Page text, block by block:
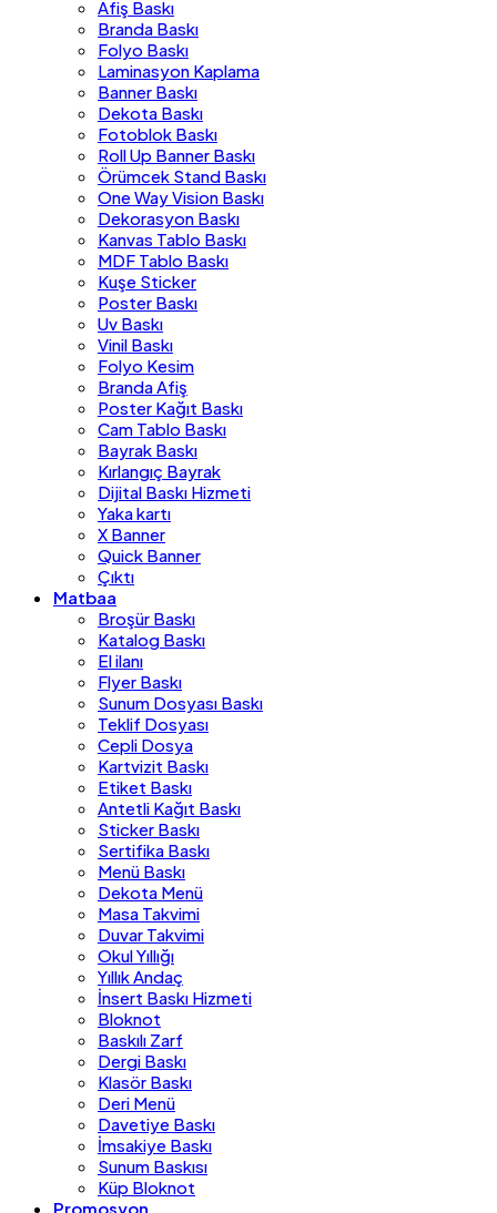
Afiş Baskı
Branda Baskı
Folyo Baskı
Laminasyon Kaplama
Banner Baskı
Dekota Baskı
Fotoblok Baskı
Roll Up Banner Baskı
Örümcek Stand Baskı
One Way Vision Baskı
Dekorasyon Baskı
Kanvas Tablo Baskı
MDF Tablo Baskı
Kuşe Sticker
Poster Baskı
Uv Baskı
Vinil Baskı
Folyo Kesim
Branda Afiş
Poster Kağıt Baskı
Cam Tablo Baskı
Bayrak Baskı
Kırlangıç Bayrak
Dijital Baskı Hizmeti
Yaka kartı
X Banner
Quick Banner
Çıktı
Matbaa
Broşür Baskı
Katalog Baskı
El ilanı
Flyer Baskı
Sunum Dosyası Baskı
Teklif Dosyası
Cepli Dosya
Kartvizit Baskı
Etiket Baskı
Antetli Kağıt Baskı
Sticker Baskı
Sertifika Baskı
Menü Baskı
Dekota Menü
Masa Takvimi
Duvar Takvimi
Okul Yıllığı
Yıllık Andaç
İnsert Baskı Hizmeti
Bloknot
Baskılı Zarf
Dergi Baskı
Klasör Baskı
Deri Menü
Davetiye Baskı
İmsakiye Baskı
Sunum Baskısı
Küp Bloknot
Promosyon